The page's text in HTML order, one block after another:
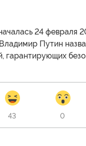
24 февраля
Путин
гарантирующих
43 0